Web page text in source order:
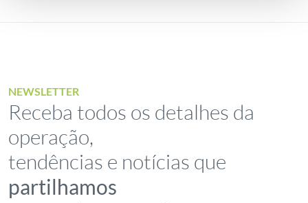
NEWSLETTER
Receba todos os detalhes da
operação,
tendências e notícias que
partilhamos